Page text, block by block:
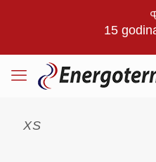
15
XS